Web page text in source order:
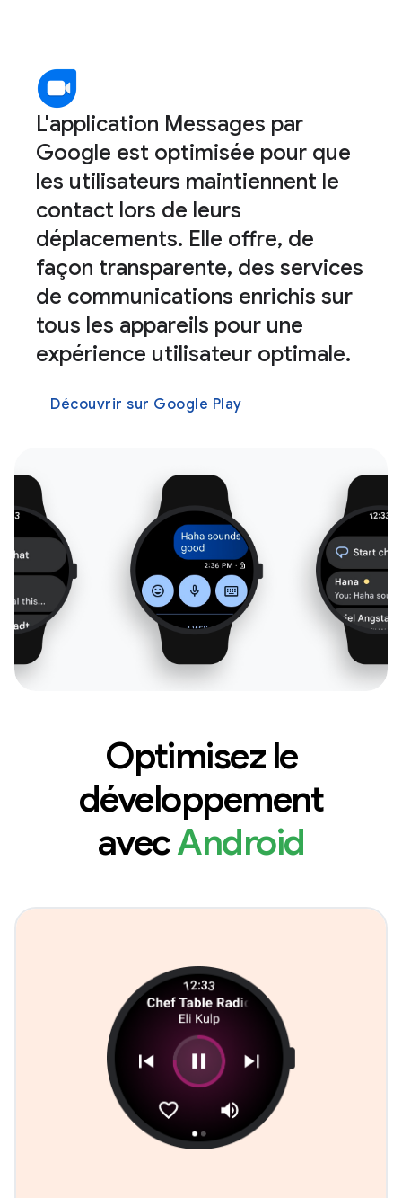
L'application Messages par
Google est optimisée pour que
les utilisateurs maintiennent le
contact lors de leurs
déplacements. Elle offre, de
façon transparente, des services
de communications enrichis sur
tous les appareils pour une
expérience utilisateur optimale.
Découvrir sur Google Play
Optimisez le
développement
avecAndroid